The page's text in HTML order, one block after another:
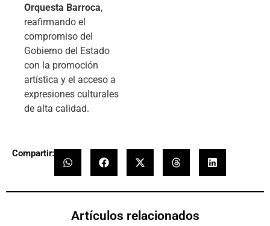
Orquesta Barroca,
reafirmando el
compromiso del
Gobierno del Estado
con la promoción
artística y el acceso a
expresiones culturales
de alta calidad.
Compartir:
Artículos relacionados